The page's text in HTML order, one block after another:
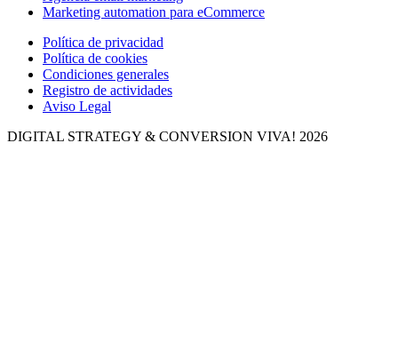
Marketing automation para eCommerce
Política de privacidad
Política de cookies
Condiciones generales
Registro de actividades
Aviso Legal
DIGITAL STRATEGY & CONVERSION VIVA! 2026